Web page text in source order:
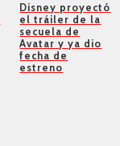
Disney proyectó
el tráiler de la
secuela de
Avatar y ya dio
fecha de
estreno